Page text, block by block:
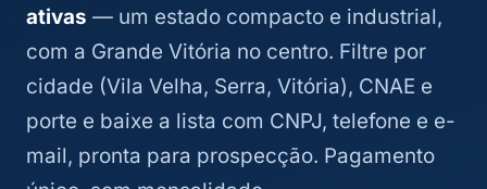
ativas — um estado compacto e industrial,
com a Grande Vitória no centro. Filtre por
cidade (Vila Velha, Serra, Vitória), CNAE e
porte e baixe a lista com CNPJ, telefone e e-
mail, pronta para prospecção. Pagamento